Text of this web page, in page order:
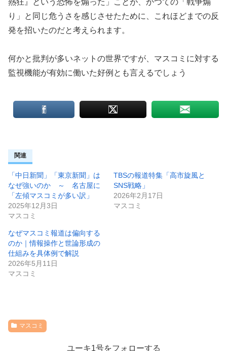
り」と同じ危うさを感じさせたために、これほどまでの反
発を招いたのだと考えられます。
何かと批判が多いネットの世界ですが、マスコミに対する
監視機能が有効に働いた好例とも言えるでしょう
関連
「中日新聞」「東京新聞」は
なぜ強いのか ～ 名古屋に
「左傾マスコミが多い訳」
2025年12月3日
マスコミ
TBSの報道特集「高市旋風と
SNS戦略」
2026年2月17日
マスコミ
なぜマスコミ報道は偏向する
のか｜情報操作と世論形成の
仕組みを具体例で解説
2026年5月11日
マスコミ
マスコミ
ユーキ1号をフォローする